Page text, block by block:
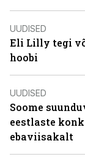
UUDISED
Eli Lilly tegi
hoobi
UUDISED
Soome
eestlaste
ebaviisakalt